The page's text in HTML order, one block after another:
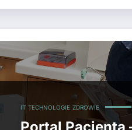
IT TECHNOLOGIE ZDROWIE